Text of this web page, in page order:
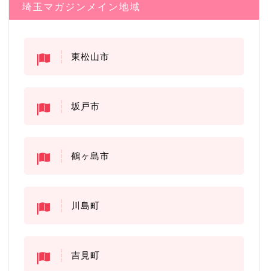
埼玉マガジンメイン地域
東松山市
坂戸市
鶴ヶ島市
川島町
吉見町